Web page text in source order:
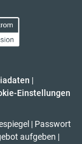
|
Einstellungen
| Passwort
aufgeben |